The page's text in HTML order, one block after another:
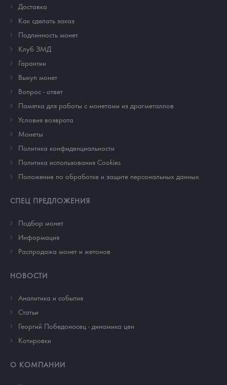
Доставка
Как сделать заказ
Подлинность монет
Клуб ЗМД
Гарантии
Выкуп монет
Вопрос - ответ
Памятка для работы с монетами из драгметаллов
Условия возврата
Монеты
Политика конфиденциальности
Политика использования Cookies
Положение по обработке и защите персональных данных
СПЕЦ ПРЕДЛОЖЕНИЯ
Подбор монет
Информация
Распродажа монет и жетонов
НОВОСТИ
Аналитика и события
Cтатьи
Георгий Победоносец - динамика цен
Котировки
О КОМПАНИИ